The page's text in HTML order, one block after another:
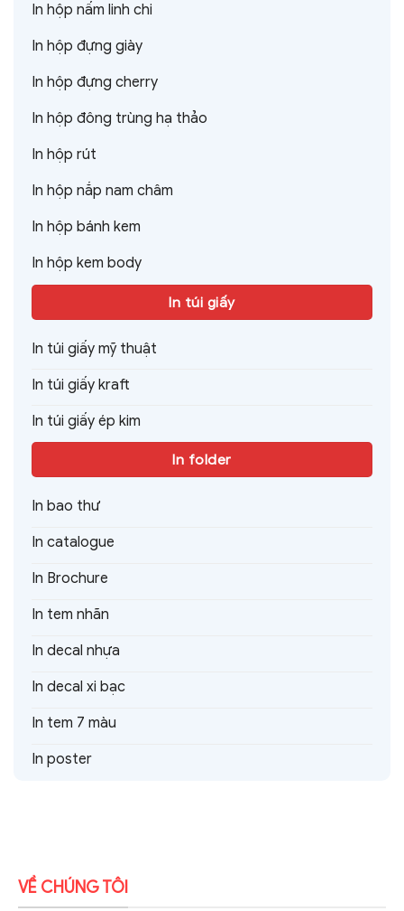
In hộp nấm linh chi
In hộp đựng giày
In hộp đựng cherry
In hộp đông trùng hạ thảo
In hộp rút
In hộp nắp nam châm
In hộp bánh kem
In hộp kem body
In túi giấy
In túi giấy mỹ thuật
In túi giấy kraft
In túi giấy ép kim
In folder
In bao thư
In catalogue
In Brochure
In tem nhãn
In decal nhựa
In decal xi bạc
In tem 7 màu
In poster
VỀ CHÚNG TÔI